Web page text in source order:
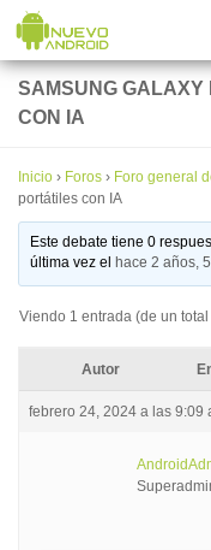
Saltar al
SAMSUNG GALAXY
CON IA
Inicio › Foros › Foro general
portátiles con IA
Este debate tiene 0
última vez el
hace 2 años,
Viendo 1 entrada (de un
Autor
febrero 24, 2024 a las 9:09